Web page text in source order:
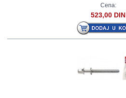
Cena:
523,00 DIN